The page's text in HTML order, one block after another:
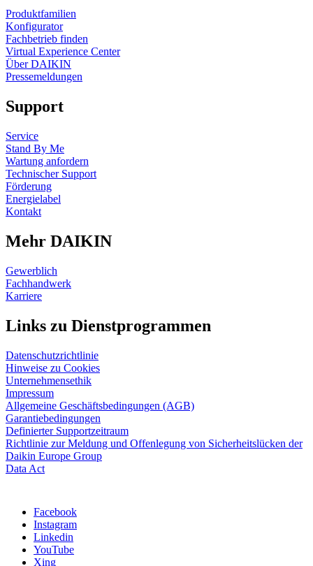
Produktfamilien
Konfigurator
Fachbetrieb finden
Virtual Experience Center
Über DAIKIN
Pressemeldungen
Support
Service
Stand By Me
Wartung anfordern
Technischer Support
Förderung
Energielabel
Kontakt
Mehr DAIKIN
Gewerblich
Fachhandwerk
Karriere
Links zu Dienstprogrammen
Datenschutzrichtlinie
Hinweise zu Cookies
Unternehmensethik
Impressum
Allgemeine Geschäftsbedingungen (AGB)
Garantiebedingungen
Definierter Supportzeitraum
Richtlinie zur Meldung und Offenlegung von Sicherheitslücken der
Daikin Europe Group
Data Act
Facebook
Instagram
Linkedin
YouTube
Xing